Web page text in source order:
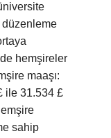
hemşireler
maaşı:
ile 31.534 £
sahip